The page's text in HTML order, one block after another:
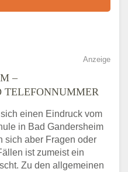
Anzeige
–
TELEFONNUMMER
einen Eindruck vom
in Bad Gandersheim
sich aber Fragen oder
ist zumeist ein
Zu den allgemeinen